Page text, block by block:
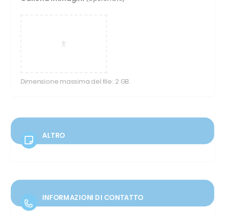
Dimensione massima del file: 2 GB.
ALTRO
INFORMAZIONI DI CONTATTO